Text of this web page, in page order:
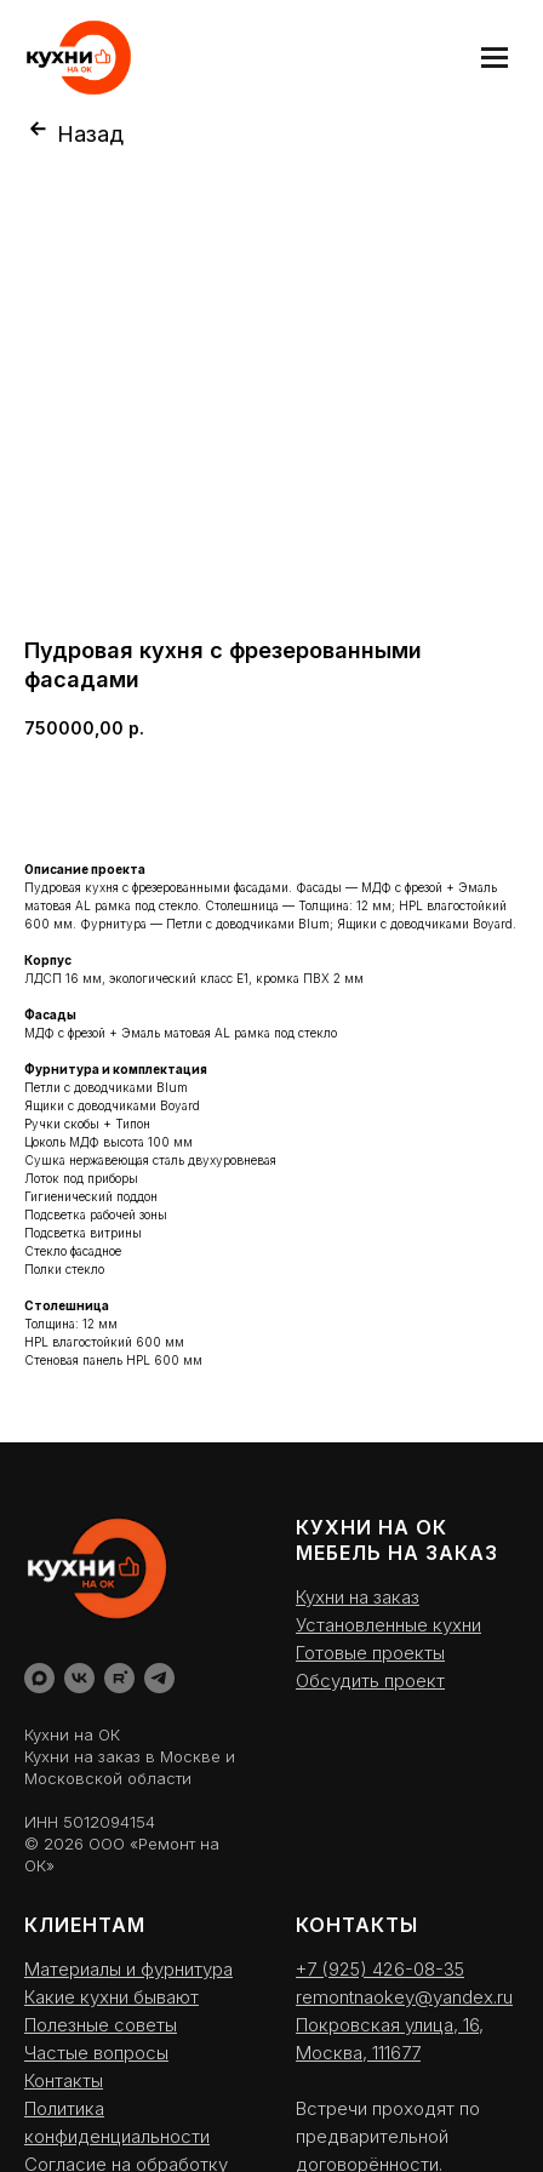
Назад
Пудровая кухня с фрезерованными
фасадами
750000,00 р.
Описание проекта
Пудровая кухня с фрезерованными фасадами. Фасады — МДФ с фрезой + Эмаль
матовая AL рамка под стекло. Столешница — Толщина: 12 мм; HPL влагостойкий
600 мм. Фурнитура — Петли с доводчиками Blum; Ящики с доводчиками Boyard.
Корпус
ЛДСП 16 мм, экологический класс Е1, кромка ПВХ 2 мм
Фасады
МДФ с фрезой + Эмаль матовая AL рамка под стекло
Фурнитура и комплектация
Петли с доводчиками Blum
Ящики с доводчиками Boyard
Ручки скобы + Типон
Цоколь МДФ высота 100 мм
Сушка нержавеющая сталь двухуровневая
Лоток под приборы
Гигиенический поддон
Подсветка рабочей зоны
Подсветка витрины
Стекло фасадное
Полки стекло
Столешница
Толщина: 12 мм
HPL влагостойкий 600 мм
Стеновая панель HPL 600 мм
Кухни на ОК
Кухни на заказ в Москве и
Московской области
ИНН 5012094154
© 2026 ООО «Ремонт на
ОК»
КУХНИ НА ОК
МЕБЕЛЬ НА ЗАКАЗ
Кухни на заказ
Установленные кухни
Готовые проекты
Обсудить проект
КЛИЕНТАМ
Материалы и фурнитура
Какие кухни бывают
Полезные советы
Частые вопросы
Контакты
Политика
конфиденциальности
Согласие на обработку
КОНТАКТЫ
+7 (925) 426-08-35
remontnaokey@yandex.ru
Покровская улица, 16,
Москва, 111677
Встречи проходят по
предварительной
договорённости.